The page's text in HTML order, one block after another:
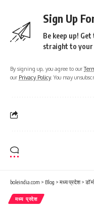
Sign Up
Be keep up!
straight to your
By signing up, you agree to our
our Privacy Policy. You may
boleindia.com > Blog > मध्य प्रदेश> डॉ
मध्य प्रदेश